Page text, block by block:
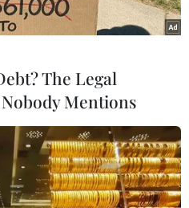
The Legal
Mentions